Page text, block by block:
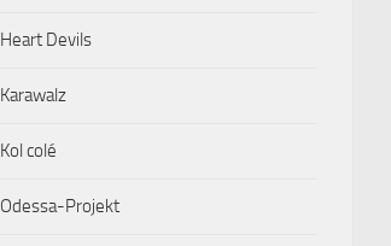
Heart Devils
Karawalz
Kol colé
Odessa-Projekt